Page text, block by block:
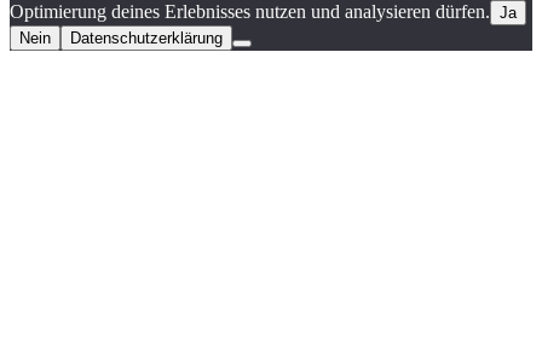
Optimierung deines Erlebnisses nutzen und analysieren dürfen. Ja
Nein
Datenschutzerklärung